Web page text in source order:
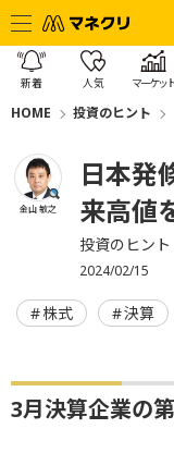
新着 人気 マーケット
HOME 投資のヒント
金山 敏之
日本発
来高値
投資のヒント
2024/02/15
株式 決算
3月決算企業の